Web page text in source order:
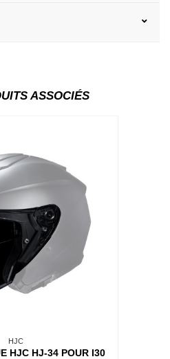
ASSOCIÉS
HJC
HJC HJ-34 POUR I30